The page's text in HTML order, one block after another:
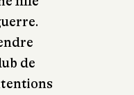
de